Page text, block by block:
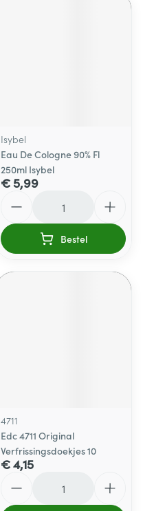
Isybel
Eau De Cologne 90% Fl
250ml Isybel
€ 5,99
Bestel
4711
Edc 4711 Original
Verfrissingsdoekjes 10
€ 4,15